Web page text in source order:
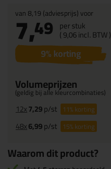
van8,19(adviesprijs) voor
7,49 per stuk
(9,06incl. BTW )
9% korting
Volumeprijzen
(geldig bij alle kleurcombinaties)
12x7,29p/st 11%korting
48x6,99p/st 15%korting
Waarom dit product?